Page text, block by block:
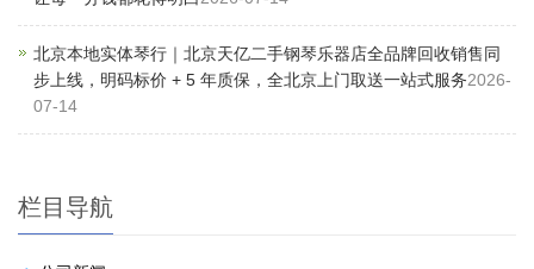
北京本地实体琴行｜北京天亿二手钢琴乐器店全品牌回收销售同
步上线，明码标价 + 5 年质保，全北京上门取送一站式服务2026-
07-14
栏目导航